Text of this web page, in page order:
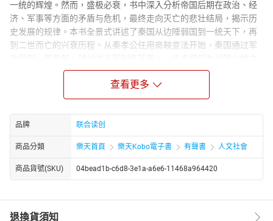
一统的辉煌。然而，盛极必衰，书中深入分析帝国后期在政治、经
济、军事等方面的矛盾与危机，最终走向灭亡的悲壮结局，揭示历
史发展的规律。本书全景式讲述了秦国从边陲弱国到一统天下，再
到二世而亡的兴衰历程。从秦孝公任用商鞅变法开始，秦国通过军
首；书中详细还原了秦惠文王东出函谷、秦昭襄王长平之战、秦始
皇扫六合的关键历程，也剖析了秦朝建立后，严刑峻法、滥用民
力、权力失衡等制度缺陷如何引发天下大乱，最终走向灭亡。全书
以时间为线索，结合政治、经济、军事多维度分析，展现了大秦帝
国崛起的底层逻辑与覆灭的深层原因。
查看更多
品牌 联合读创
商品分類 樂天首頁 樂天Kobo電子書 有聲書 人文社會
商品貨號(SKU) 04bead1b-c6d8-3e1a-a6e6-11468a964420
退換貨須知